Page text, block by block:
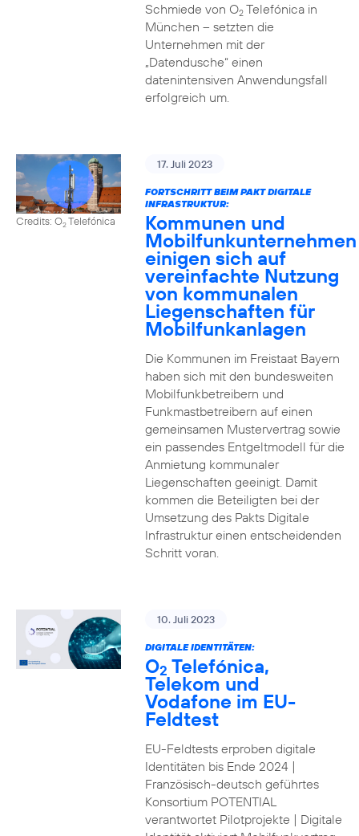
Schmiede von O2Telefónica in
München – setzten die
Unternehmen mit der
„Datendusche“ einen
datenintensiven Anwendungsfall
erfolgreich um.
Credits: O2Telefónica
17. Juli 2023
FORTSCHRITT BEIM PAKT DIGITALE
INFRASTRUKTUR:
Kommunen und
Mobilfunkunternehmen
einigen sich auf
vereinfachte Nutzung
von kommunalen
Liegenschaften für
Mobilfunkanlagen
Die Kommunen im Freistaat Bayern
haben sich mit den bundesweiten
Mobilfunkbetreibern und
Funkmastbetreibern auf einen
gemeinsamen Mustervertrag sowie
ein passendes Entgeltmodell für die
Anmietung kommunaler
Liegenschaften geeinigt. Damit
kommen die Beteiligten bei der
Umsetzung des Pakts Digitale
Infrastruktur einen entscheidenden
Schritt voran.
10. Juli 2023
DIGITALE IDENTITÄTEN:
O2 Telefónica,
Telekom und
Vodafone im EU-
Feldtest
EU-Feldtests erproben digitale
Identitäten bis Ende 2024 |
Französisch-deutsch geführtes
Konsortium POTENTIAL
verantwortet Pilotprojekte | Digitale